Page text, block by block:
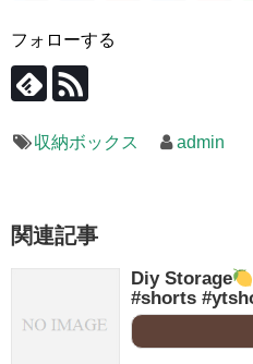
フォローする
収納ボックス admin
関連記事
Diy Storage
#shorts